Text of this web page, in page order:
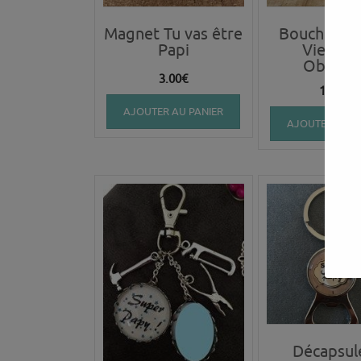
Magnet Tu vas être
Papi
3.00€
AJOUTER AU PANIER
Bouchon Je
Vieux
10.00
AJOUTER AU